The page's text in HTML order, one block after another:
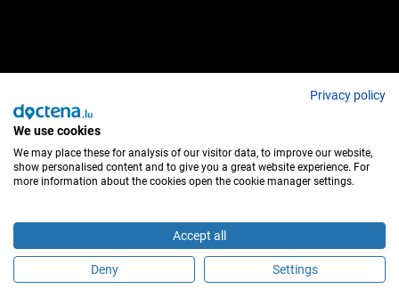
Faça uma marcação online
Privacy policy
We use cookies
We may place these for analysis of our visitor data, to improve our website,
show personalised content and to give you a great website experience. For
more information about the cookies open the cookie manager settings.
Accept all
Deny Settings